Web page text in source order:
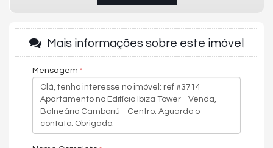
Piscina térmica
Sala de jogos
Sauna
Spa
Salão de Jogos
Restaurante Privativo
Home Cinema
Piscina Aquecida
Espaço Fitness
Espaço Gourmet
Quadra Poliesportiva
Mais informações sobre este imóvel
Mensagem